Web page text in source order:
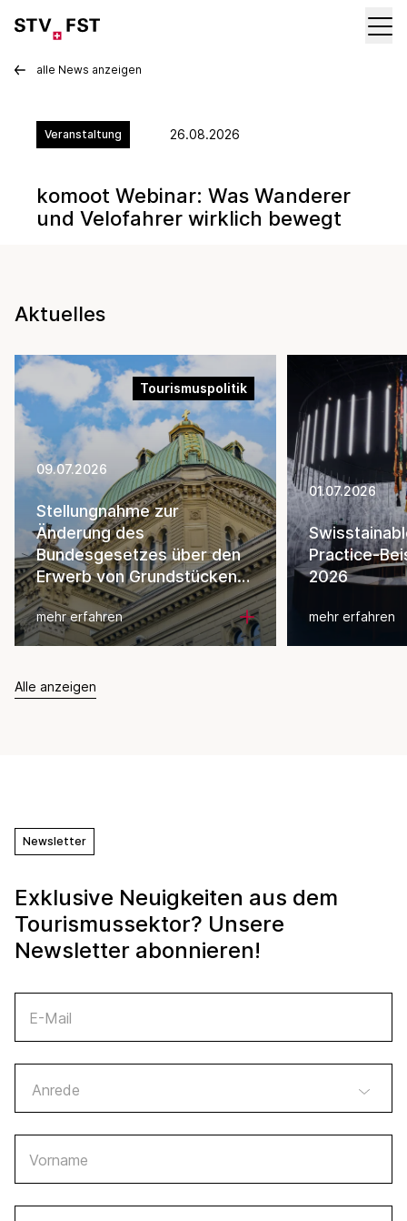
alle News anzeigen
Veranstaltung 26.08.2026
komoot Webinar: Was Wanderer
und Velofahrer wirklich bewegt
Aktuelles
Tourismuspolitik
09.07.2026
Stellungnahme zur
Änderung des
Bundesgesetzes über den
Erwerb von Grundstücken
durch Personen im Ausland
mehr erfahren
01.07.2026
Practice-
2026
mehr erfahren
Alle anzeigen
Newsletter
Exklusive Neuigkeiten aus dem
Tourismussektor? Unsere
Newsletter abonnieren!
E-Mail
Vorname